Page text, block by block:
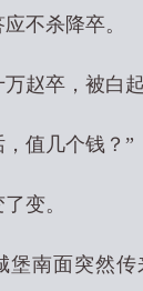
不杀降卒。
赵卒，被白起
值几个钱？”
变。
堡南面突然